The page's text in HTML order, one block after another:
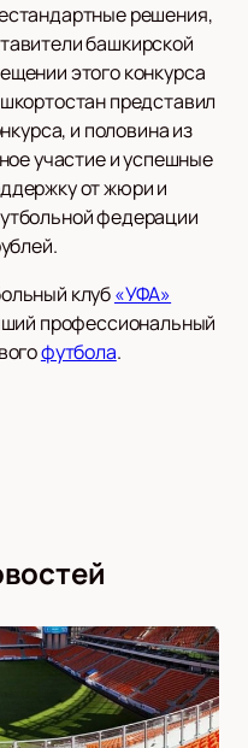
решения,
башкирской
этого конкурса
представил
и половина из
участие и успешные
от жюри и
федерации
клуб«УФА»
профессиональный
футбола.